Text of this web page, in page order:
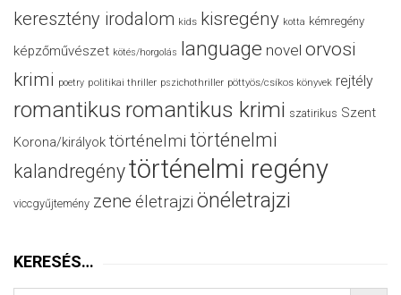
keresztény irodalom kids kisregény kotta kémregény
képzőművészet kötés/horgolás language novel orvosi
krimi poetry politikai thriller pszichothriller pöttyös/csíkos könyvek rejtély
romantikus romantikus krimi szatirikus Szent
Korona/királyok történelmi történelmi
kalandregénytörténelmi regény
viccgyűjtemény zene életrajzi önéletrajzi
KERESÉS…